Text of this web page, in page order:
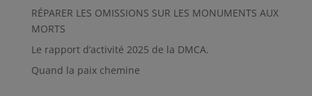
RÉPARER LES OMISSIONS SUR LES MONUMENTS AUX
MORTS
Le rapport d’activité 2025 de la DMCA.
Quand la paix chemine